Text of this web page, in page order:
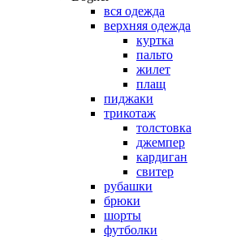
вся одежда
верхняя одежда
куртка
пальто
жилет
плащ
пиджаки
трикотаж
толстовка
джемпер
кардиган
свитер
рубашки
брюки
шорты
футболки